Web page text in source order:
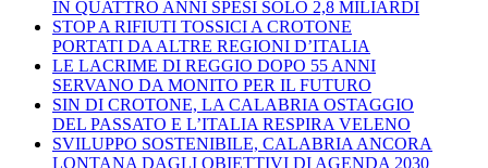
IN QUATTRO ANNI SPESI SOLO 2,8 MILIARDI
STOP A RIFIUTI TOSSICI A CROTONE
PORTATI DA ALTRE REGIONI D’ITALIA
LE LACRIME DI REGGIO DOPO 55 ANNI
SERVANO DA MONITO PER IL FUTURO
SIN DI CROTONE, LA CALABRIA OSTAGGIO
DEL PASSATO E L’ITALIA RESPIRA VELENO
SVILUPPO SOSTENIBILE, CALABRIA ANCORA
LONTANA DAGLI OBIETTIVI DI AGENDA 2030